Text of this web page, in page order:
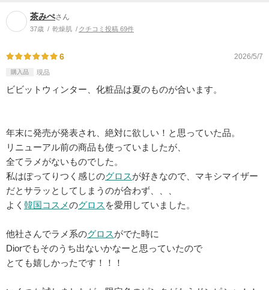
茶みぺさん
37歳 乾燥肌 クチコミ投稿 69件
6 2026/5/7
購入品 現品
ビビットウィンター、化粧品は夏のものが合います。
年末に発売が発表され、絶対に欲しい！と思っていた品。
リニューアル前の商品も使っていましたが、
全てラメがないものでした。
私はぽってりつく感じのグロスが好きなので、マキシマイザー
だとサラッとしてしまうのが合わず、、、
よく 韓国コスメのグロス を愛用していました。
他社さんでラメ系のグロスがでた時に
Diorでもそのうち出ないかなーと思っていたので
とても嬉しかったです！！！